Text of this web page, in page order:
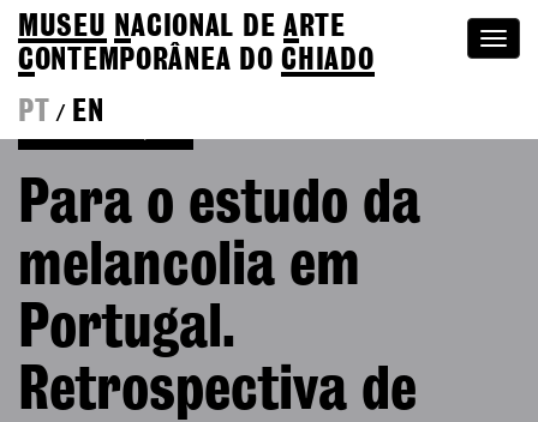
MUSEU NACIONAL DEA RTE
CONTEMPORÂNEA DOCHIADO
PT
/ EN
Para o estudo da
melancolia em
Portugal.
Retrospectiva de